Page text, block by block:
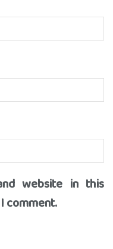
website in this
comment.